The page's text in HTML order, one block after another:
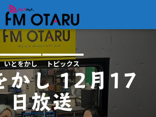
いとをかし トピックス
かし 12月17
日放送